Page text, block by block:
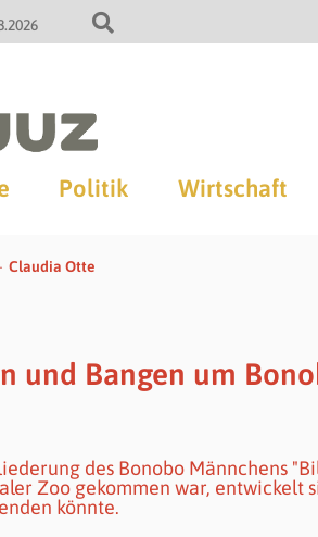
Politik Wirtschaft
Claudia Otte
und Bangen um
des Bonobo Männchens
Zoo gekommen war, entwickelt
könnte.